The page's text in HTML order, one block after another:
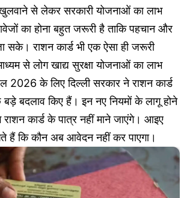
से लेकर सरकारी योजनाओं का लाभ
का होना बहुत जरूरी है ताकि पहचान और
सके। राशन कार्ड भी एक ऐसा ही जरूरी
से लोग खाद्य सुरक्षा योजनाओं का लाभ
2026 के लिए दिल्ली सरकार ने राशन कार्ड
बदलाव किए हैं। इन नए नियमों के लागू होने
कार्ड के पात्र नहीं माने जाएंगे। आइए
हैं कि कौन अब आवेदन नहीं कर पाएगा।